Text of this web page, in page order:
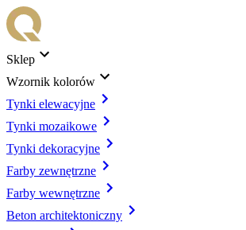
Sklep
Wzornik kolorów
Tynki elewacyjne
Tynki mozaikowe
Tynki dekoracyjne
Farby zewnętrzne
Farby wewnętrzne
Beton architektoniczny